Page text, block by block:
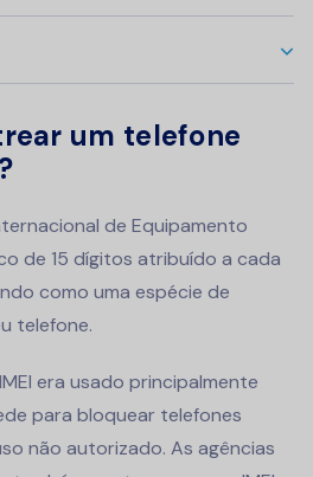
um telefone
de Equipamento
de 15 dígitos atribuído a cada
como uma espécie de
telefone.
era usado principalmente
para bloquear telefones
não autorizado. As agências